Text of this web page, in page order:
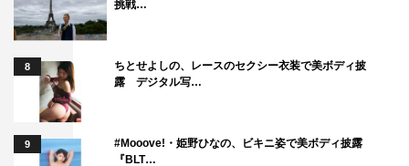
挑戦…
8
ちとせよしの、レースのセクシー衣装で美ボディ披
露 デジタル写…
9
#Mooove!・姫野ひなの、ビキニ姿で美ボディ披露
『BLT…